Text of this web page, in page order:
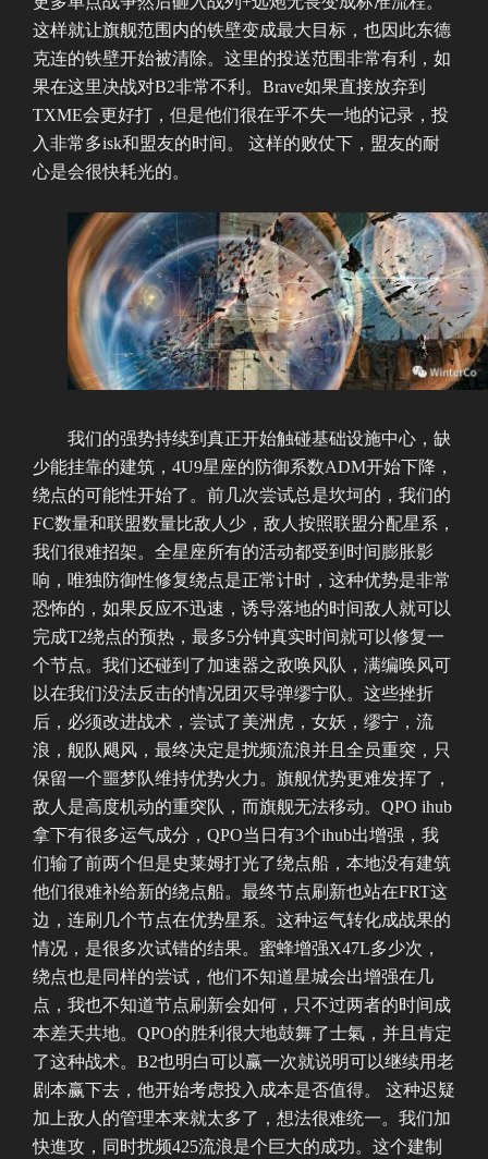
这样就让旗舰范围内的铁壁变成最大目标，也因此东德
克连的铁壁开始被清除。这里的投送范围非常有利，如
果在这里决战对B2非常不利。Brave如果直接放弃到
TXME会更好打，但是他们很在乎不失一地的记录，投
入非常多isk和盟友的时间。 这样的败仗下，盟友的耐
心是会很快耗光的。
我们的强势持续到真正开始触碰基础设施中心，缺
少能挂靠的建筑，4U9星座的防御系数ADM开始下降，
绕点的可能性开始了。前几次尝试总是坎坷的，我们的
FC数量和联盟数量比敌人少，敌人按照联盟分配星系，
我们很难招架。全星座所有的活动都受到时间膨胀影
响，唯独防御性修复绕点是正常计时，这种优势是非常
恐怖的，如果反应不迅速，诱导落地的时间敌人就可以
完成T2绕点的预热，最多5分钟真实时间就可以修复一
个节点。我们还碰到了加速器之敌唤风队，满编唤风可
以在我们没法反击的情况团灭导弹缪宁队。这些挫折
后，必须改进战术，尝试了美洲虎，女妖，缪宁，流
浪，舰队飓风，最终决定是扰频流浪并且全员重突，只
保留一个噩梦队维持优势火力。旗舰优势更难发挥了，
敌人是高度机动的重突队，而旗舰无法移动。QPO ihub
拿下有很多运气成分，QPO当日有3个ihub出增强，我
们输了前两个但是史莱姆打光了绕点船，本地没有建筑
他们很难补给新的绕点船。最终节点刷新也站在FRT这
边，连刷几个节点在优势星系。这种运气转化成战果的
情况，是很多次试错的结果。蜜蜂增强X47L多少次，
绕点也是同样的尝试，他们不知道星城会出增强在几
点，我也不知道节点刷新会如何，只不过两者的时间成
本差天共地。QPO的胜利很大地鼓舞了士氣，并且肯定
了这种战术。B2也明白可以赢一次就说明可以继续用老
剧本赢下去，他开始考虑投入成本是否值得。 这种迟疑
加上敌人的管理本来就太多了，想法很难统一。我们加
快進攻，同时扰频425流浪是个巨大的成功。这个建制